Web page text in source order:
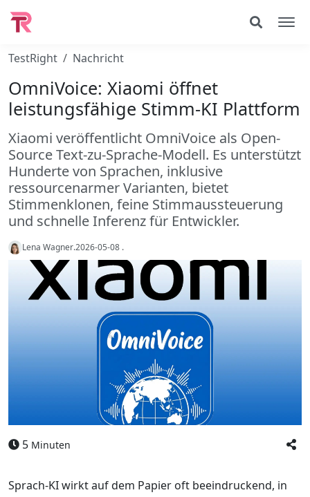
TestRight Nachricht
OmniVoice: Xiaomi öffnet
leistungsfähige Stimm-KI Plattform
Xiaomi veröffentlicht OmniVoice als Open-
Source Text-zu-Sprache-Modell. Es unterstützt
Hunderte von Sprachen, inklusive
ressourcenarmer Varianten, bietet
Stimmenklonen, feine Stimmaussteuerung
und schnelle Inferenz für Entwickler.
Lena Wagner.2026-05-08 .
5 Minuten
Sprach-KI wirkt auf dem Papier oft beeindruckend, in